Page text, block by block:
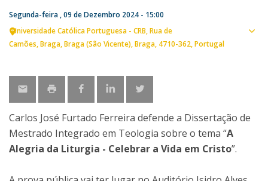
Segunda-feira , 09 de Dezembro 2024 - 15:00
Universidade Católica Portuguesa - CRB Rua de
Camões Braga Braga (São Vicente), Braga 4710-362 Portugal
Carlos José Furtado Ferreira defende a Dissertação de
Mestrado Integrado em Teologia sobre o tema “A
Alegria da Liturgia - Celebrar a Vida em Cristo”.